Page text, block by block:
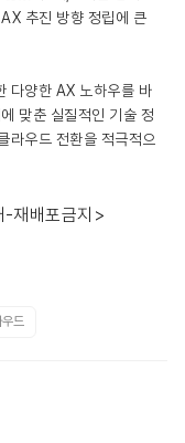
추진 방향 정립에 큰
다양한 AX 노하우를 바
맞춘 실질적인 기술 정
라우드 전환을 적극적으
-재배포금지>
드